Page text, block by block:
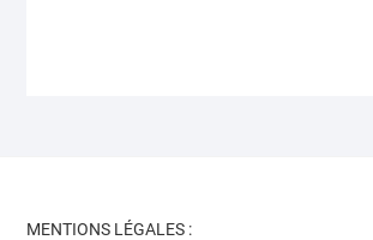
MENTIONS LÉGALES :